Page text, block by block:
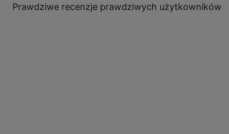
Prawdziwe recenzje prawdziwych użytkowników